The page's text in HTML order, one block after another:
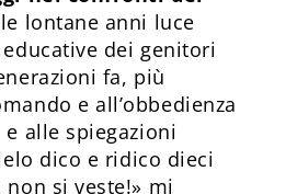
lontane anni luce
dei genitori
fa, più
e all’obbedienza
alle spiegazioni
dico e ridico dieci
si veste!» mi